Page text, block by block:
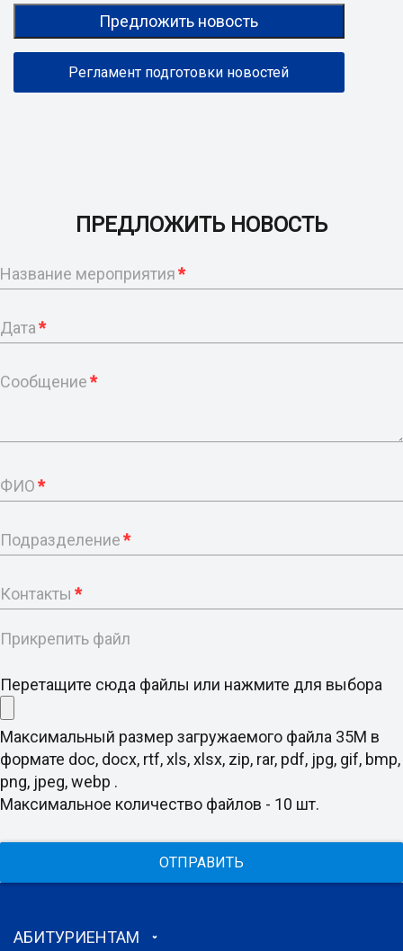
Предложить новость
Регламент подготовки новостей
ПРЕДЛОЖИТЬ НОВОСТЬ
Название мероприятия*
Дата*
Сообщение*
ФИО*
Подразделение*
Контакты *
Прикрепить файл
Перетащите сюда файлы или нажмите для выбора
Максимальный размер загружаемого файла 35M в
формате doc, docx, rtf, xls, xlsx, zip, rar, pdf, jpg, gif, bmp,
png, jpeg, webp .
Максимальное количество файлов - 10 шт.
ОТПРАВИТЬ
АБИТУРИЕНТАМ